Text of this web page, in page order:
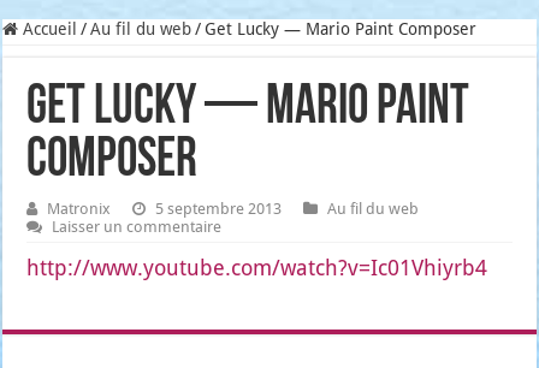
Accueil / Au fil du web / Get Lucky — Mario Paint Composer
Get Lucky — Mario Paint
Composer
Matronix 5 septembre 2013
Au fil du web
Laisser un commentaire
http://www.youtube.com/watch?v=Ic01Vhiyrb4